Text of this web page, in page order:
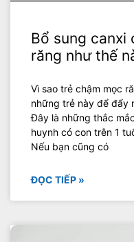
Bổ sung canxi
răng như thế
Vì sao trẻ chậm mọc
những trẻ này để đẩy
Đây là những thắc
huynh có con trên 1
Nếu bạn cũng có
ĐỌC TIẾP »